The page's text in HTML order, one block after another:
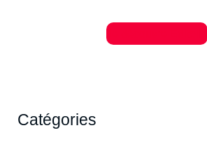
Je découvre Editoile
Catégories